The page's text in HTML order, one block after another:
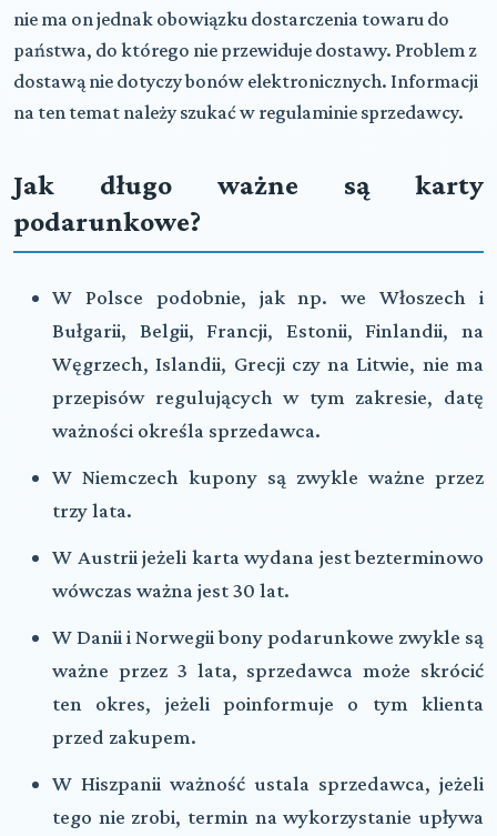
nie ma on jednak obowiązku dostarczenia towaru do
państwa, do którego nie przewiduje dostawy. Problem z
dostawą nie dotyczy bonów elektronicznych. Informacji
na ten temat należy szukać w regulaminie sprzedawcy.
Jak długo ważne są karty
podarunkowe?
W Polsce podobnie, jak np. we Włoszech i
Bułgarii, Belgii, Francji, Estonii, Finlandii, na
Węgrzech, Islandii, Grecji czy na Litwie, nie ma
przepisów regulujących w tym zakresie, datę
ważności określa sprzedawca.
W Niemczech kupony są zwykle ważne przez
trzy lata.
W Austrii jeżeli karta wydana jest bezterminowo
wówczas ważna jest 30 lat.
W Danii i Norwegii bony podarunkowe zwykle są
ważne przez 3 lata, sprzedawca może skrócić
ten okres, jeżeli poinformuje o tym klienta
przed zakupem.
W Hiszpanii ważność ustala sprzedawca, jeżeli
tego nie zrobi, termin na wykorzystanie upływa